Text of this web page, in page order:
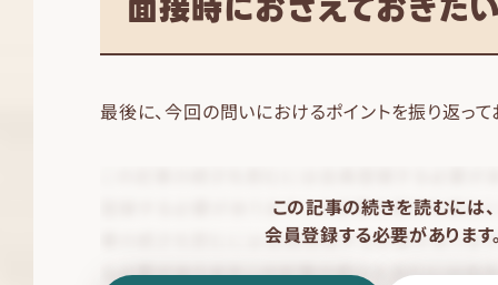
最後に、今回の問いにおけるポイントを振り返って
この記事の続きを読むには、
会員登録する必要があります